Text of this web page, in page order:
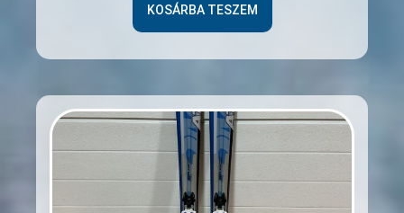
KOSÁRBA TESZEM